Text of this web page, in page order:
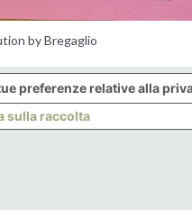
by Bregaglio
sulla raccolta
preferenze relative alla